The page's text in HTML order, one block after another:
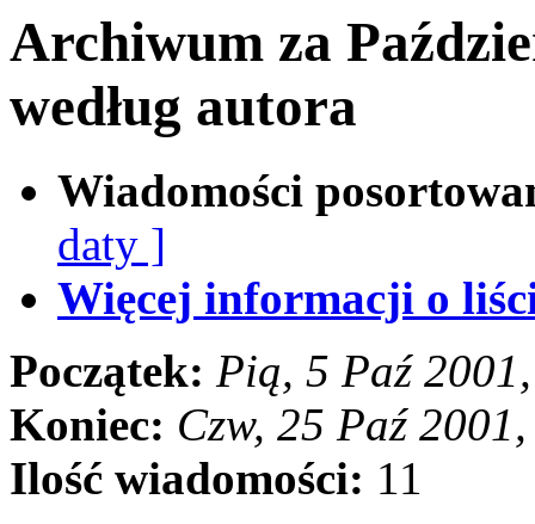
Archiwum za
według autora
Wiadomości
daty ]
Więcej informacji o
Początek: Pią, 5 Paź
Koniec: Czw, 25 Paź
Ilość wiadomości: 11